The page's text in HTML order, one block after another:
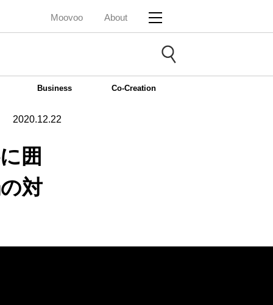
Moovoo About
Business Co-Creation
2020.12.22
囲
対